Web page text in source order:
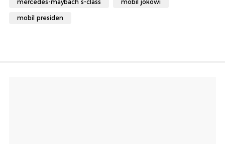
mercedes-maybach s-class mobil jokowi
mobil presiden